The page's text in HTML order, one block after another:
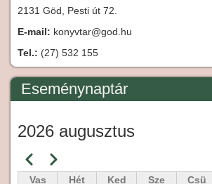
2131 Göd, Pesti út 72.
E-mail: konyvtar@god.hu
Tel.: (27) 532 155
Eseménynaptár
2026 augusztus
Oldalszámozás
Előző
Következő
Vas
Hét Ked Sze Csü